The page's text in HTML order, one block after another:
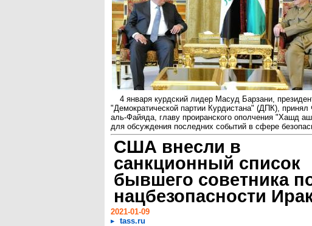
4 января курдский лидер Масуд Барзани,
"Демократической партии Курдистана" (ДПК), принял
аль-Файяда, главу проиранского ополчения "Хашд
для обсуждения последних событий в сфере
США внесли в
санкционный список
бывшего советника
нацбезопасности
2021-01-09
tass.ru